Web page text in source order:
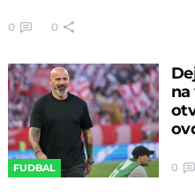
0 0
FUDBAL
na
0